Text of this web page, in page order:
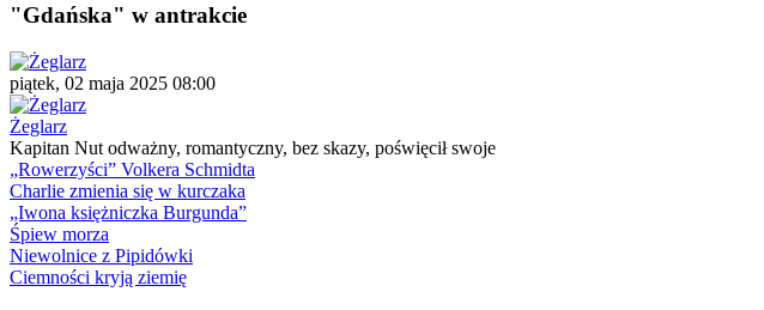
"Gdańska" w antrakcie
piątek, 02 maja 2025 08:00
Żeglarz
Kapitan Nut odważny, romantyczny, bez skazy, poświęcił swoje
„Rowerzyści” Volkera Schmidta
Charlie zmienia się w kurczaka
„Iwona księżniczka Burgunda”
Śpiew morza
Niewolnice z Pipidówki
Ciemności kryją ziemię